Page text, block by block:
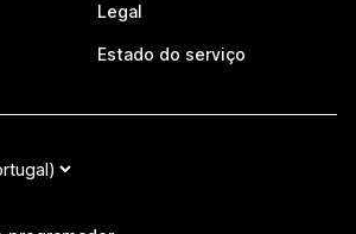
Legal
Estado do serviço